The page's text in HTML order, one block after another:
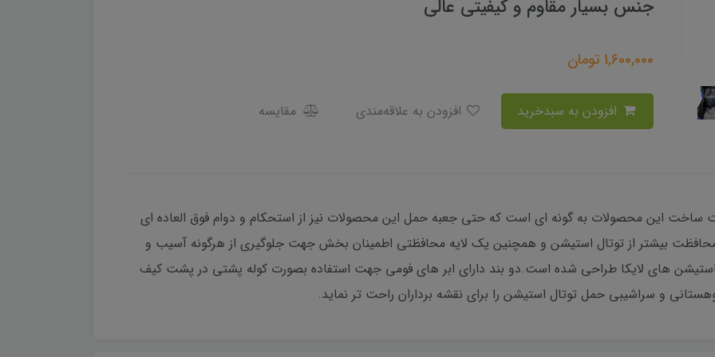
جنس بسیار مقاوم و کیفیتی عالی
1,600,000 تومان
مقایسه
ساخت این محصولات به گونه ای است که حتی جعبه حمل این محصولات نیز از استحکام و دوام فوق العاده ای
بیشتر از توتال استیشن و همچنین یک لایه محافظتی اطمینان بخش جهت جلوگیری از هرگونه آسیب و
های لایکا طراحی شده است.دو بند دارای ابر های فومی جهت استفاده بصورت کوله پشتی در پشت کیف
و سراشیبی حمل توتال استیشن را برای نقشه برداران راحت تر نماید.